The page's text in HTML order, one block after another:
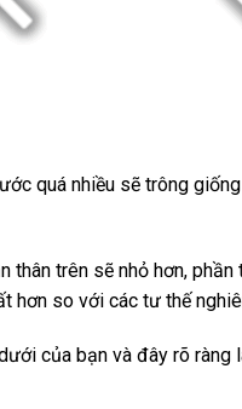
quá nhiều sẽ trông
thân trên sẽ nhỏ hơn,
hơn so với các tư thế
của bạn và đây rõ ràng